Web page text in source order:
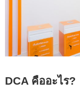
DCA คืออะไร?